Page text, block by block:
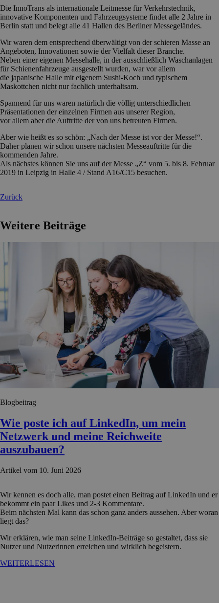
Die InnoTrans als internationale Leitmesse für Verkehrstechnik,
innovative Komponenten und Fahrzeugsysteme findet alle 2 Jahre in
Berlin statt und belegt alle 41 Hallen des Berliner Messegeländes.
Wir waren dem entsprechend überwältigt von der schieren Masse an
Angeboten, Innovationen sowie der Vielfalt dieser Branche.
Neben einer eigenen Messehalle, in der ausschließlich Waschanlagen
für Schienenfahrzeuge ausgestellt wurden, war vor allem
die japanische Halle mit eigenem Sushi-Koch und typischem
Maskottchen nicht nur fachlich unterhaltsam.
Spannend für uns waren natürlich die völlig unterschiedlichen
Präsentationen der einzelnen Firmen aus unserer Region,
vor allem aber die Auftritte der von uns betreuten Firmen.
Aber wie heißt es so schön: „Nach der Messe ist vor der Messe!“.
Daher planen wir schon unsere nächsten Messeauftritte für die
kommenden Jahre.
Als nächstes können Sie uns auf der Messe „Z“ vom 5. bis 8. Februar
2019 in Leipzig in Halle 4 / Stand A16/C15 besuchen.
Zurück
Weitere Beiträge
Blogbeitrag
Wie poste ich auf LinkedIn, um mein
Netzwerk und meine Reichweite
auszubauen?
Artikel vom 10. Juni 2026
Wir kennen es doch alle, man postet einen Beitrag auf LinkedIn und er
bekommt ein paar Likes und 2-3 Kommentare.
Beim nächsten Mal kann das schon ganz anders aussehen. Aber woran
liegt das?
Wir erklären, wie man seine LinkedIn-Beiträge so gestaltet, dass sie
Nutzer und Nutzerinnen erreichen und wirklich begeistern.
WEITERLESEN